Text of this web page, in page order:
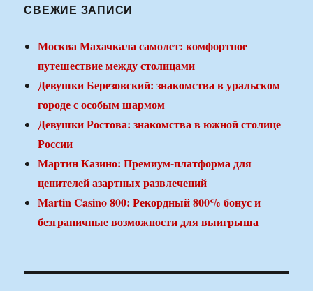
СВЕЖИЕ ЗАПИСИ
Москва Махачкала самолет: комфортное
путешествие между столицами
Девушки Березовский: знакомства в уральском
городе с особым шармом
Девушки Ростова: знакомства в южной столице
России
Мартин Казино: Премиум-платформа для
ценителей азартных развлечений
Martin Casino 800: Рекордный 800% бонус и
безграничные возможности для выигрыша